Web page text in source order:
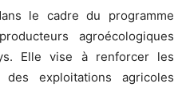
le cadre du programme
agroécologiques
Elle vise à renforcer les
exploitations agricoles